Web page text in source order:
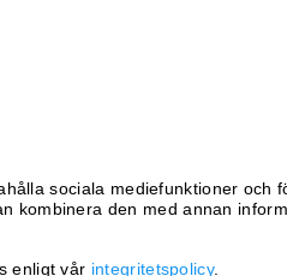
Kontrollera status
sociala mediefunktioner
kombinera den med annan
enligt vår integritetspolicy.